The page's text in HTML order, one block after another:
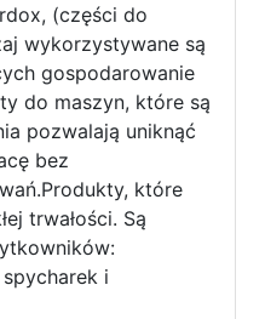
(części do
wykorzystywane są
gospodarowanie
do maszyn, które są
pozwalają uniknąć
bez
które
trwałości. Są
spycharek i